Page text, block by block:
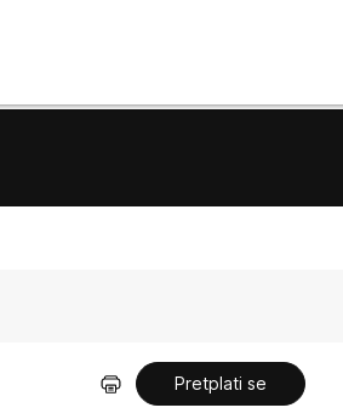
Pretplati se